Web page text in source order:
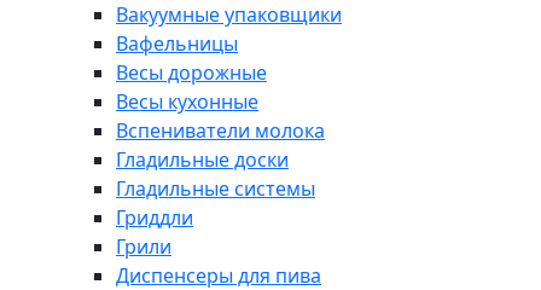
Вакуумные упаковщики
Вафельницы
Весы дорожные
Весы кухонные
Вспениватели молока
Гладильные доски
Гладильные системы
Гриддли
Грили
Диспенсеры для пива